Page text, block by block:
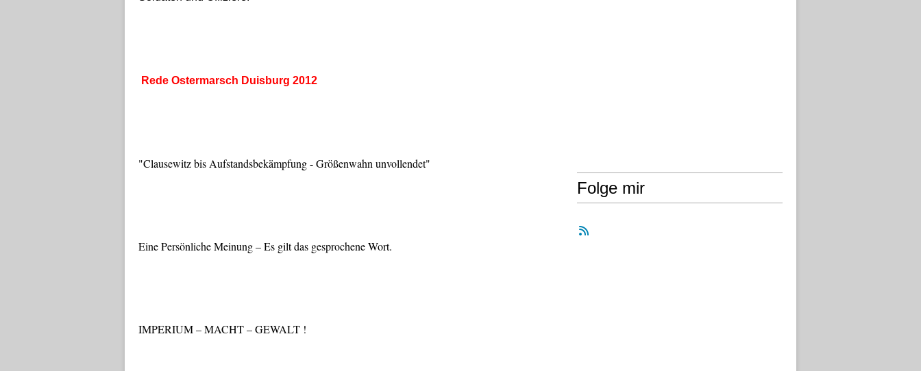
Rede Ostermarsch Duisburg 2012
"Clausewitz bis Aufstandsbekämpfung - Größenwahn unvollendet"
Eine Persönliche Meinung – Es gilt das gesprochene Wort.
IMPERIUM – MACHT – GEWALT !
Folge mir